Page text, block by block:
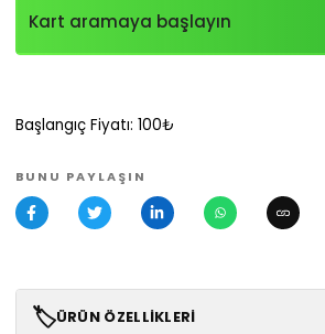
Kart aramaya başlayın
Başlangıç Fiyatı: 100₺
BUNU PAYLAŞIN
🏷️ÜRÜN ÖZELLIKLERI